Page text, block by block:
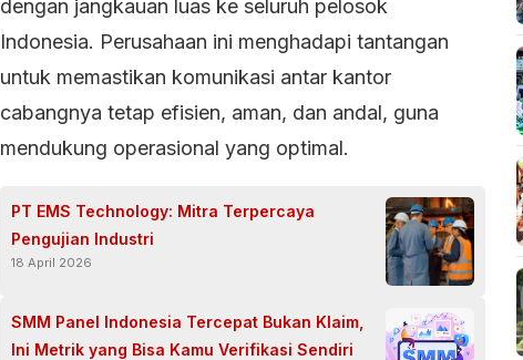
dengan jangkauan luas ke seluruh pelosok
Indonesia. Perusahaan ini menghadapi tantangan
untuk memastikan komunikasi antar kantor
cabangnya tetap efisien, aman, dan andal, guna
mendukung operasional yang optimal.
PT EMS Technology: Mitra Terpercaya
Pengujian Industri
18 April 2026
SMM Panel Indonesia Tercepat Bukan Klaim,
Ini Metrik yang Bisa Kamu Verifikasi Sendiri